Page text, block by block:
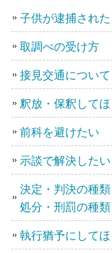
子供が逮捕され
取調べの受け方
接見交通について
釈放・保釈して
前科を避けたい
示談で解決したい
決定・判決の種類
処分・刑罰の種類
執行猶予にして